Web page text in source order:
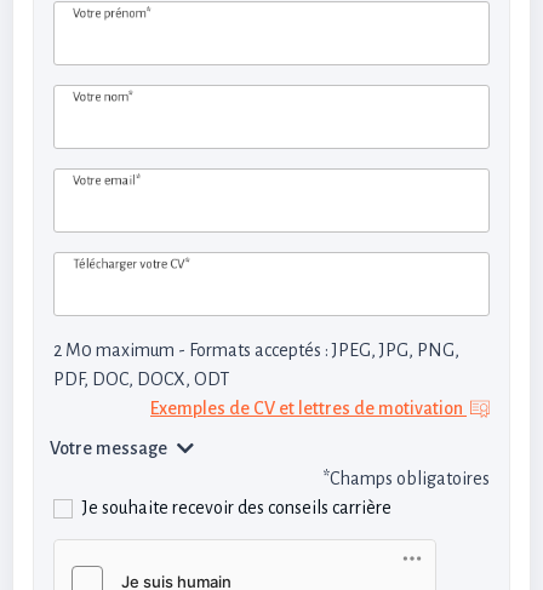
Votre prénom*
Votre nom*
Votre email*
Télécharger votre CV*
2 M0 maximum - Formats acceptés : JPEG, JPG, PNG,
PDF, DOC, DOCX, ODT
Exemples de CV et lettres de motivation
Votre message
*Champs obligatoires
Je souhaite recevoir des conseils carrière